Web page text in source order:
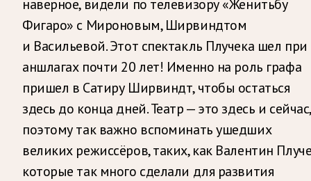
наверное, видели по телевизору «Женитьбу
Фигаро» с Мироновым, Ширвиндтом
и Васильевой. Этот спектакль Плучека шел при
аншлагах почти 20 лет! Именно на роль графа
пришел в Сатиру Ширвиндт, чтобы остаться
здесь до конца дней. Театр — это здесь и сейчас,
поэтому так важно вспоминать ушедших
великих режиссёров, таких, как Валентин
которые так много сделали для развития